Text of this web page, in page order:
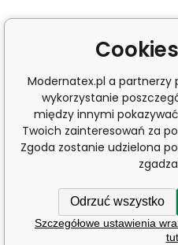
Modernatex.pl a partnerzy
wykorzystanie
między innymi
Twoich zainteresowań za
Zgoda zostanie udzielona
Odrzuć wszystko
Szczegółowe ustawienia